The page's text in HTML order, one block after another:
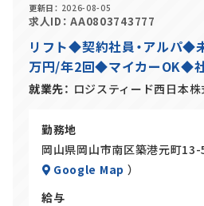
更新日 2026-08-05
求人ID AA0803743777
リフト◆契約社員・アルパ◆
万円/年2回◆マイカーOK◆
就業先 ロジスティード西日本
勤務地
岡山県岡山市南区築港元町13-
Google Map ）
給与